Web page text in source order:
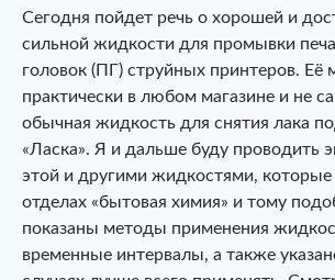
Сегодня пойдет речь о хорошей и
сильной жидкости для промывки
головок (ПГ) струйных принтеров. Её
практически в любом магазине и не
обычная жидкость для снятия лака
«Ласка». Я и дальше буду проводить
этой и другими жидкостями,
отделах «бытовая химия» и тому
показаны методы применения
временные интервалы, а также